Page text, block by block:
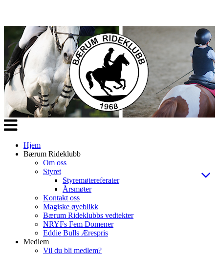
Veksle
navigasjon
Hjem
Bærum Rideklubb
Om oss
Styret
Styremøtereferater
Årsmøter
Kontakt oss
Magiske øyeblikk
Bærum Rideklubbs vedtekter
NRYFs Fem Domener
Eddie Bulls Ærespris
Medlem
Vil du bli medlem?